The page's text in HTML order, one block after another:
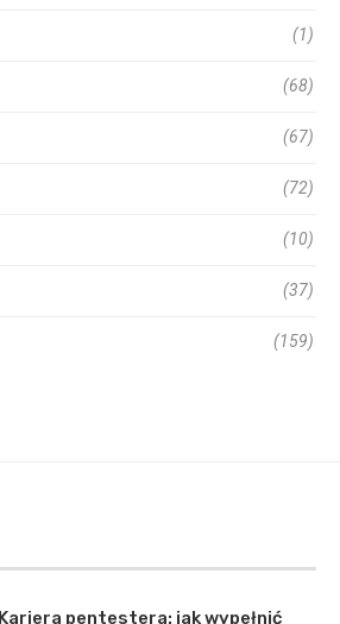
(1)
(68)
(67)
(72)
(10)
(37)
(159)
Kariera pentestera: jak wypełnić